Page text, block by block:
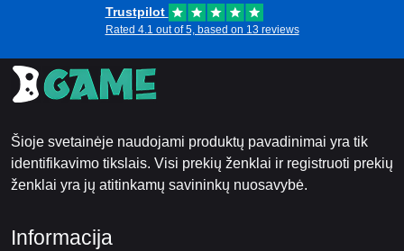
Trustpilot
Rated 4.1 out of 5, based on 13 reviews
Šioje svetainėje naudojami produktų pavadinimai yra tik
identifikavimo tikslais. Visi prekių ženklai ir registruoti prekių
ženklai yra jų atitinkamų savininkų nuosavybė.
Informacija